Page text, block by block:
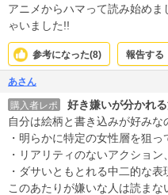
アニメからハマって読み始め
ゃいました!!
参考になった(8) 報告する
あさん
購入者レポ
好き嫌いが分かれ
自分は絵柄と書き込みが好みな
・明らかに特定の女性層を狙っ
・リアリティのないアクション
・ダサいともとれる中二的な表
このあたりが嫌いな人は読まな